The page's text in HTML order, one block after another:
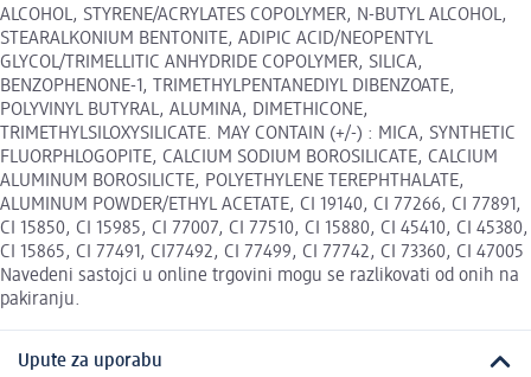
ALCOHOL, STYRENE/ACRYLATES COPOLYMER, N-BUTYL ALCOHOL,
STEARALKONIUM BENTONITE, ADIPIC ACID/NEOPENTYL
GLYCOL/TRIMELLITIC ANHYDRIDE COPOLYMER, SILICA,
BENZOPHENONE-1, TRIMETHYLPENTANEDIYL DIBENZOATE,
POLYVINYL BUTYRAL, ALUMINA, DIMETHICONE,
TRIMETHYLSILOXYSILICATE. MAY CONTAIN (+/-) : MICA, SYNTHETIC
FLUORPHLOGOPITE, CALCIUM SODIUM BOROSILICATE, CALCIUM
ALUMINUM BOROSILICTE, POLYETHYLENE TEREPHTHALATE,
ALUMINUM POWDER/ETHYL ACETATE, CI 19140, CI 77266, CI 77891,
CI 15850, CI 15985, CI 77007, CI 77510, CI 15880, CI 45410, CI 45380,
CI 15865, CI 77491, CI77492, CI 77499, CI 77742, CI 73360, CI 47005
Navedeni sastojci u online trgovini mogu se razlikovati od onih na
pakiranju.
Upute za uporabu